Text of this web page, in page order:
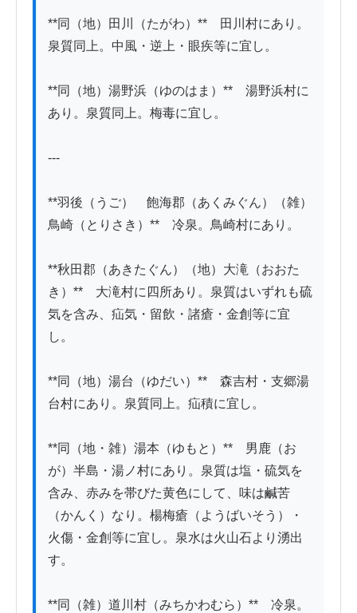
**同（地）田川（たがわ）**　田川村にあり。
泉質同上。中風・逆上・眼疾等に宜し。
**同（地）湯野浜（ゆのはま）**　湯野浜村に
あり。泉質同上。梅毒に宜し。
---
**羽後（うご）　飽海郡（あくみぐん）（雑）
鳥崎（とりさき）**　冷泉。鳥崎村にあり。
**秋田郡（あきたぐん）（地）大滝（おおた
き）**　大滝村に四所あり。泉質はいずれも硫
気を含み、疝気・留飲・諸瘡・金創等に宜
し。
**同（地）湯台（ゆだい）**　森吉村・支郷湯
台村にあり。泉質同上。疝積に宜し。
**同（地・雑）湯本（ゆもと）**　男鹿（お
が）半島・湯ノ村にあり。泉質は塩・硫気を
含み、赤みを帯びた黄色にして、味は鹹苦
（かんく）なり。楊梅瘡（ようばいそう）・
火傷・金創等に宜し。泉水は火山石より湧出
す。
**同（雑）道川村（みちかわむら）**　冷泉。